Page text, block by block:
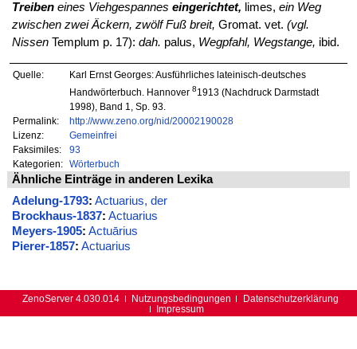
Treiben eines Viehgespannes eingerichtet, limes, ein Weg
zwischen zwei Äckern, zwölf Fuß breit, Gromat. vet. (vgl.
NissenTemplum p. 17): dah. palus, Wegpfahl, Wegstange, ibid.
Quelle:
Karl Ernst Georges: Ausführliches lateinisch-deutsches
Handwörterbuch. Hannover 81913 (Nachdruck Darmstadt
1998), Band 1, Sp. 93.
Permalink:
http://www.zeno.org/nid/20002190028
Lizenz:
Gemeinfrei
Faksimiles:
93
Kategorien:
Wörterbuch
Ähnliche Einträge in anderen Lexika
Adelung-1793: Actuarius, der
Brockhaus-1837: Actuarius
Meyers-1905: Actuārius
Pierer-1857: Actuarius
ZenoServer 4.030.014 Nutzungsbedingungen
Datenschutzerklärung
Impressum